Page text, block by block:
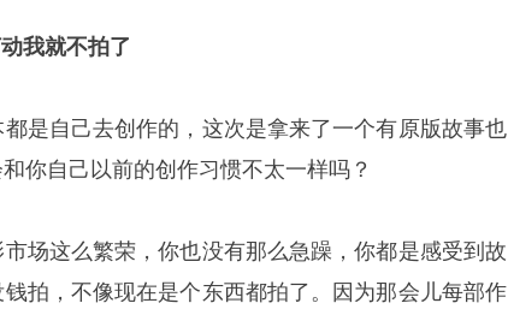
我就不拍了
是自己去创作的，这次是拿来了一个有原版故事也
你自己以前的创作习惯不太一样吗？
场这么繁荣，你也没有那么急躁，你都是感受到故
拍，不像现在是个东西都拍了。因为那会儿每部作